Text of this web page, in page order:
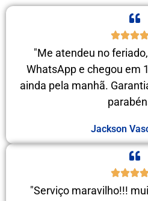
"Me atendeu no
WhatsApp e chegou em
ainda pela manhã.
Jackson
"Serviço maravilho!!!